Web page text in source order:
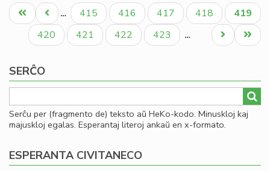
la
Pagination
Unua
paĝo
Antaŭa
paĝo
… Paĝo
415 Paĝo
416 Paĝo
417 Paĝo
418
Aktuala
paĝo
419
Paĝo
420 Paĝo
421 Paĝo
422 Paĝo
423 …
Last
page
Next
page
SERĈO
Serĉu per (fragmento de) teksto aŭ HeKo-kodo. Minuskloj kaj
majuskloj egalas. Esperantaj literoj ankaŭ en x-formato.
ESPERANTA CIVITANECO